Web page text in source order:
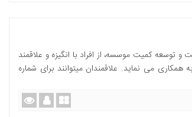
کمیت موسسه، از افراد با انگیزه و علاقمند
می نماید. علاقمندان میتوانند برای شماره